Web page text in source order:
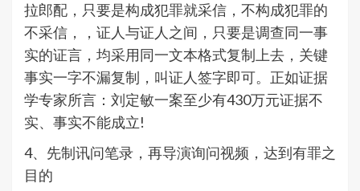
拉郎配，只要是构成犯罪就采信，不构成犯罪的
不采信，，证人与证人之间，只要是调查同一事
实的证言，均采用同一文本格式复制上去，关键
事实一字不漏复制，叫证人签字即可。正如证据
学专家所言：刘定敏一案至少有430万元证据不
实、事实不能成立!
4、先制讯问笔录，再导演询问视频，达到有罪之
目的